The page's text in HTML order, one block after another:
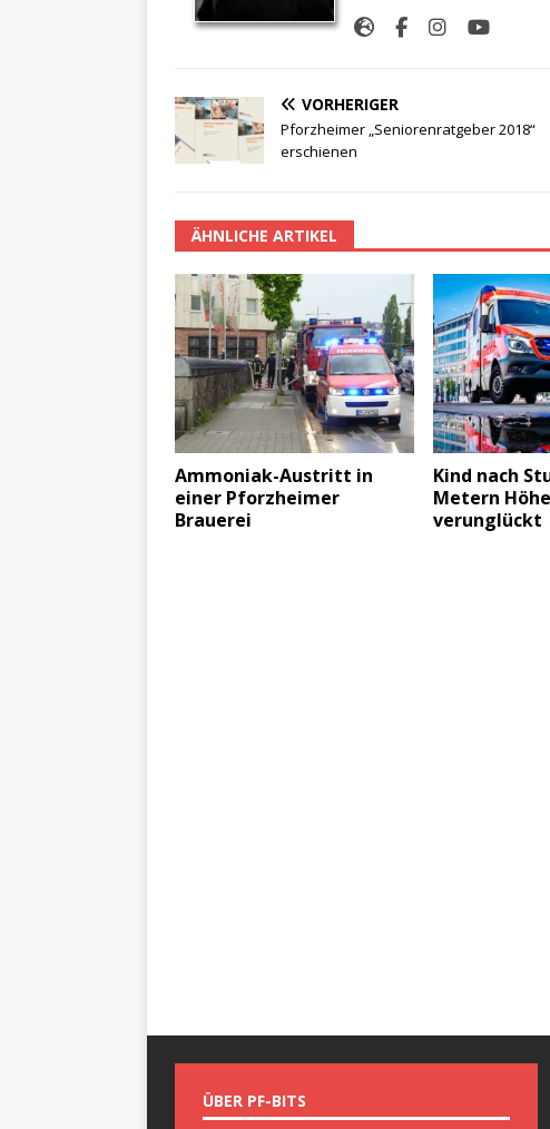
VORHERIGER
Pforzheimer „Seniorenratgeber 2018“
erschienen
ÄHNLICHE ARTIKEL
Ammoniak-Austritt in
einer Pforzheimer
Brauerei
Kind nach
Metern
verunglückt
ÜBER PF-BITS